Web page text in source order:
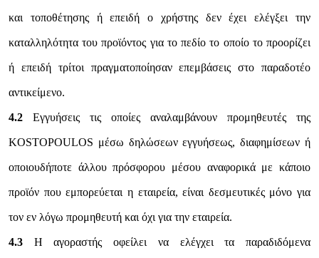
και τοποθέτησης ή επειδή ο χρήστης δεν έχει ελέγξει την
καταλληλότητα του προϊόντος για το πεδίο το οποίο το προορίζει
ή επειδή τρίτοι πραγματοποίησαν επεμβάσεις στο παραδοτέο
αντικείμενο.
4.2 Εγγυήσεις τις οποίες αναλαμβάνουν προμηθευτές της
KOSTOPOULOS μέσω δηλώσεων εγγυήσεως, διαφημίσεων ή
οποιουδήποτε άλλου πρόσφορου μέσου αναφορικά με κάποιο
προϊόν που εμπορεύεται η εταιρεία, είναι δεσμευτικές μόνο για
τον εν λόγω προμηθευτή και όχι για την εταιρεία.
4.3 Η αγοραστής οφείλει να ελέγχει τα παραδιδόμενα